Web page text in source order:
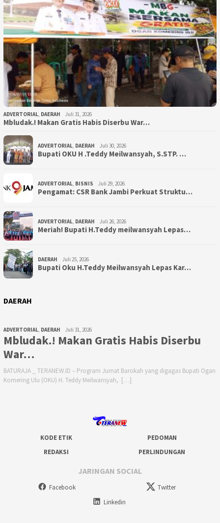
ADVERTORIAL, DAERAH Juli 31, 2026
Mbludak.! Makan Gratis Habis Diserbu War…
ADVERTORIAL, DAERAH Juli 30, 2026
Bupati OKU H .Teddy Meilwansyah, S.STP. …
ADVERTORIAL, BISNIS Juli 29, 2026
Pengamat: CSR Bank Jambi Perkuat Struktu…
ADVERTORIAL, DAERAH Juli 26, 2026
Meriah! Bupati H.Teddy meilwansyah Lepas…
DAERAH Juli 25, 2026
Bupati Oku H.Teddy Meilwansyah Lepas Kar…
DAERAH
ADVERTORIAL, DAERAH Juli 31, 2026
Mbludak.! Makan Gratis Habis Diserbu
War…
BATURAJA _ TERANEW.ID – Program Jumat Barokah yang digagas Bupati Ogan
Komering Ulu (OKU) H. Teddy Meilwansyah, […]
KODE ETIK
PEDOMAN
REDAKSI
PERLINDUNGAN
JARINGAN SOCIAL
Facebook
Twitter
Linkedin